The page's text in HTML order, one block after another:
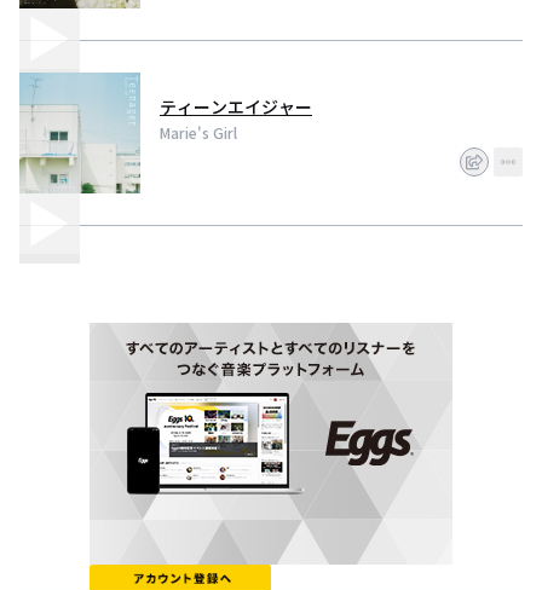
ティーンエイジャー
Marie's Girl